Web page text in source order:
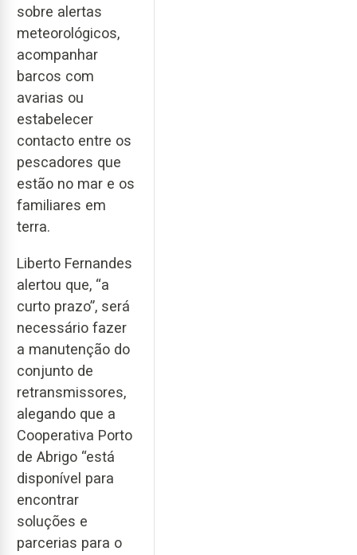
sobre alertas
meteorológicos,
acompanhar
barcos com
avarias ou
estabelecer
contacto entre os
pescadores que
estão no mar e os
familiares em
terra.
Liberto Fernandes
alertou que, “a
curto prazo”, será
necessário fazer
a manutenção do
conjunto de
retransmissores,
alegando que a
Cooperativa Porto
de Abrigo “está
disponível para
encontrar
soluções e
parcerias para o